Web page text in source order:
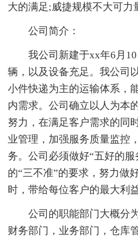
大的满足;威捷规模不大可力
公司简介：
我公司新建于xx年6月
辆，以及设备充足。我公司
小件快递为主的运输体系，
内需求。公司确立以人为本
努力，在满足客户需求的同
业管理，加强服务质量监控
务。公司必须做好“五好的
的“三不准”的要求，努力做
时，带给每位客户的最大利益
公司的职能部门大概分
财务部门，业务部门，仓库